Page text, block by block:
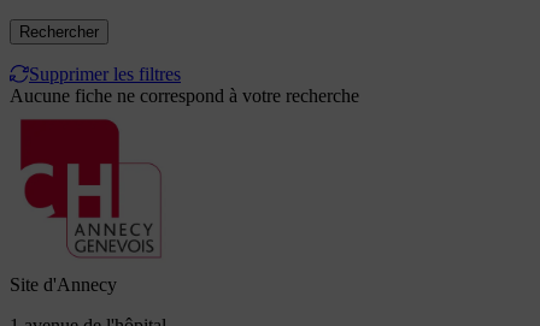
Rechercher
Supprimer les filtres
Aucune fiche ne correspond à votre recherche
Site d'Annecy